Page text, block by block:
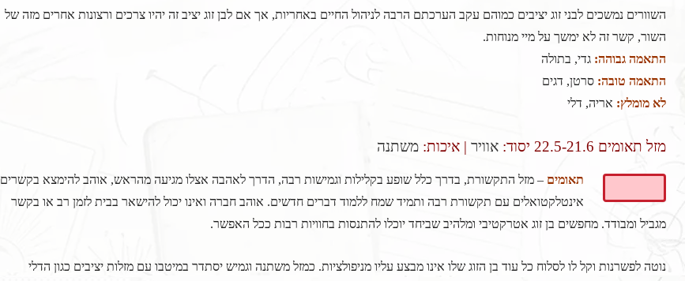
השוורים נמשכים לבני זוג יציבים כמוהם עקב הערכתם הרבה לניהול החיים באחריות, אך אם לבן זוג יציב זה יהיו צרכים ורצונות אחרים מזה של
השור, קשר זה לא ימשך על מיי מנוחות.
התאמה גבוהה: גדי, בתולה
התאמה טובה: סרטן, דגים
לא מומלץ: אריה, דלי
מזל תאומים 22.5-21.6 יסוד: אוויר | איכות: משתנה
תאומים – מזל התקשורת, בדרך כלל שופע בקלילות וגמישות רבה, הדרך לאהבה אצלו מגיעה מהראש, אוהב להימצא בקשרים
אינטלקטואלים עם תקשורת רבה ותמיד שמח ללמוד דברים חדשים. אוהב חברה ואינו יכול להישאר בבית לזמן רב או בקשר
מגביל ומבודד. מחפשים בן זוג אטרקטיבי ומלהיב שביחד יוכלו להתנסות בחוויות רבות ככל האפשר.
נוטה לפשרנות וקל לו לסלוח כל עוד בן הזוג שלו אינו מבצע עליו מניפולציות. כמזל משתנה וגמיש יסתדר במיטבו עם מזלות יציבים כגון הדלי